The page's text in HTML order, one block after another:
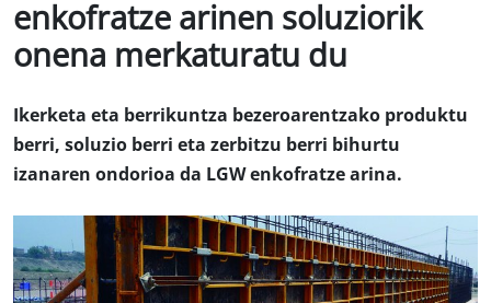
enkofratze arinen soluziorik
onena merkaturatu du
Ikerketa eta berrikuntza bezeroarentzako produktu
berri, soluzio berri eta zerbitzu berri bihurtu
izanaren ondorioa da LGW enkofratze arina.